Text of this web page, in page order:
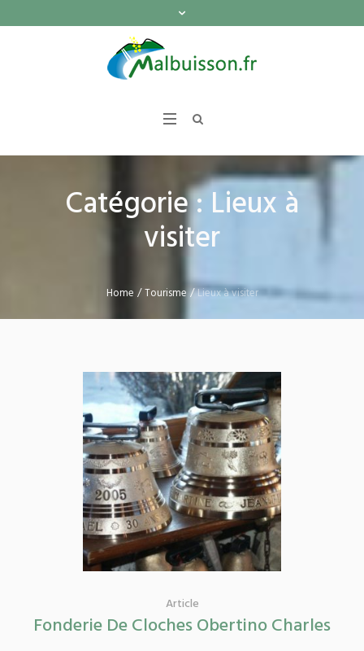
Catégorie :Lieux à
visiter
Home /Tourisme /Lieux à visiter
Article
Fonderie De Cloches Obertino Charles